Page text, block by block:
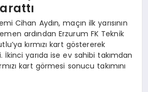
Cihan Aydın, maçın ilk yarısının
ardından Erzurum FK Teknik
kırmızı kart göstererek
yarıda ise ev sahibi takımdan
kart görmesi sonucu takımını